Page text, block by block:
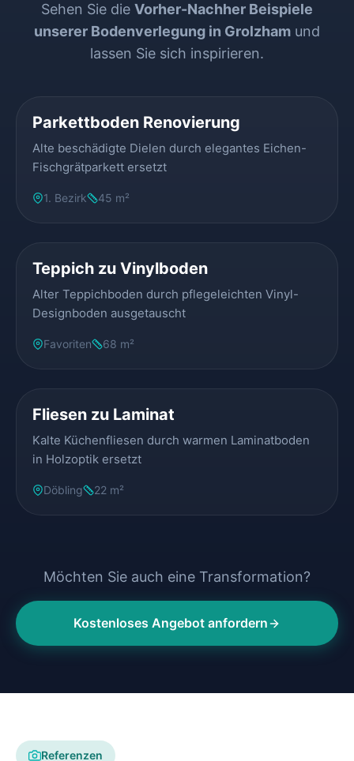
Sehen Sie die Vorher-Nachher Beispiele
unserer Bodenverlegung in Grolzham und
lassen Sie sich inspirieren.
Parkettboden Renovierung
Alte beschädigte Dielen durch elegantes Eichen-
Fischgrätparkett ersetzt
1. Bezirk 45 m²
Teppich zu Vinylboden
Alter Teppichboden durch pflegeleichten Vinyl-
Designboden ausgetauscht
Favoriten 68 m²
Fliesen zu Laminat
Kalte Küchenfliesen durch warmen Laminatboden
in Holzoptik ersetzt
Döbling 22 m²
Möchten Sie auch eine Transformation?
Kostenloses Angebot anfordern
Referenzen